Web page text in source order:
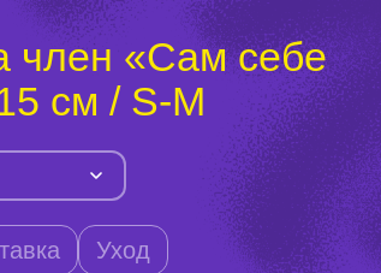
Уход
член «Сам себе
см / S-M